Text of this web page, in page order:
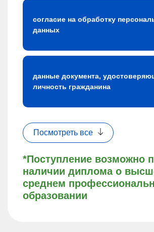
*Поступление возможно
наличии диплома о
среднем
образовании
согласие на обработку
данных
данные документа,
личность гражданина
Посмотреть все